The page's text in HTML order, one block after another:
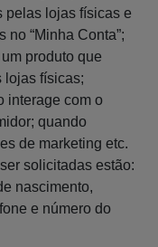
pelas lojas físicas e
no “Minha Conta”;
produto que
lojas físicas;
interage com o
quando
de marketing etc.
solicitadas estão:
nascimento,
e número do